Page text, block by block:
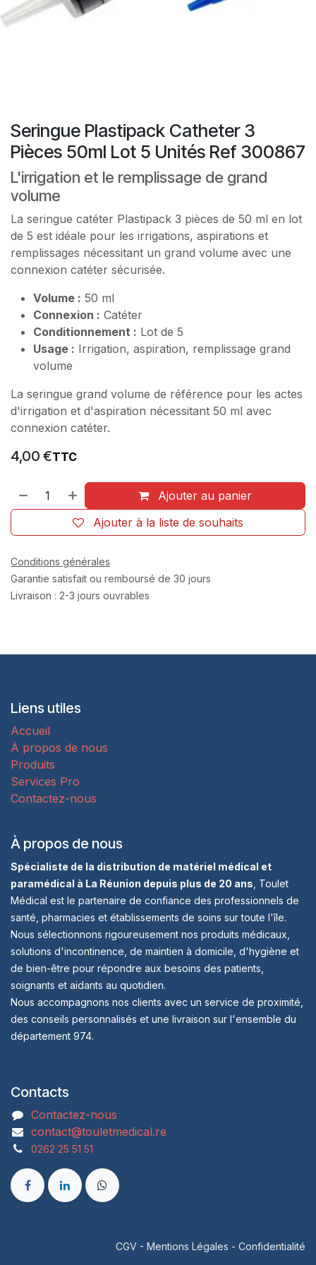
Seringue Plastipack Catheter 3
Pièces 50ml Lot 5 Unités Ref 300867
L'irrigation et le remplissage de grand
volume
La seringue catéter Plastipack 3 pièces de 50 ml en lot
de 5 est idéale pour les irrigations, aspirations et
remplissages nécessitant un grand volume avec une
connexion catéter sécurisée.
Volume : 50 ml
Connexion : Catéter
Conditionnement : Lot de 5
Usage : Irrigation, aspiration, remplissage grand
volume
La seringue grand volume de référence pour les actes
d'irrigation et d'aspiration nécessitant 50 ml avec
connexion catéter.
4,00 €TTC
Ajouter au panier
Ajouter à la liste de souhaits
Conditions générales
Garantie satisfait ou remboursé de 30 jours
Livraison : 2-3 jours ouvrables
Liens utiles
Accueil
À propos de nous
Produits
Services Pro
Contactez-nous
À propos de nous
Spécialiste de la distribution de matériel médical et
paramédical à La Réunion depuis plus de 20 ans , Toulet
Médical est le partenaire de confiance des professionnels de
santé, pharmacies et établissements de soins sur toute l'île.
Nous sélectionnons rigoureusement nos produits médicaux,
solutions d'incontinence, de maintien à domicile, d'hygiène et
de bien-être pour répondre aux besoins des patients,
soignants et aidants au quotidien.
Nous accompagnons nos clients avec un service de proximité,
des conseils personnalisés et une livraison sur l'ensemble du
département 974.
Contacts
Contactez-nous
contact@touletmedical.re
0262 25 51 51
CGV - Mentions Légales - Confidentialité